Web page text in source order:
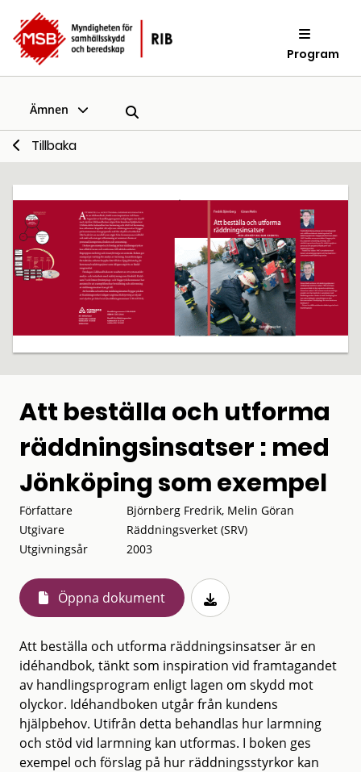
Program
Ämnen
Tillbaka
Att beställa och utforma
räddningsinsatser : med
Jönköping som exempel
Författare
Björnberg Fredrik, Melin Göran
Utgivare
Räddningsverket (SRV)
Utgivningsår
2003
Öppna dokument
Att beställa och utforma räddningsinsatser är en
idéhandbok, tänkt som inspi­ration vid framtagandet
av handlingsprogram enligt lagen om skydd mot
olyckor. Idéhandboken utgår från kundens
hjälpbehov. Utifrån detta behandlas hur larm­ning
och stöd vid larmning kan utformas. I boken ges
exempel och förslag på hur räddningsstyrkor kan